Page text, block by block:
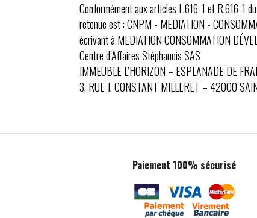
Conformément aux articles L.616-1 et R.616-1
retenue est : CNPM - MEDIATION -
écrivant à MEDIATION CONSOMMATION
Centre d’Affaires Stéphanois SAS
IMMEUBLE L’HORIZON – ESPLANADE DE
3, RUE J. CONSTANT MILLERET – 42000
Paiement 100% sécurisé